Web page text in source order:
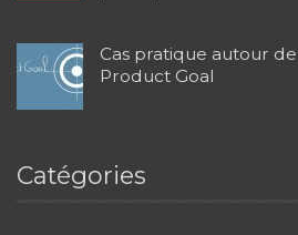
Cas pratique autour
Product Goal
Catégories